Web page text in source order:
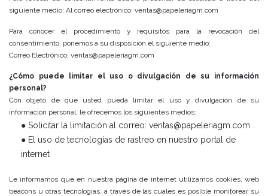
siguiente medio: Al correo electrónico: ventas@papeleriagm.com
Para conocer el procedimiento y requisitos para la revocación del
consentimiento, ponemos a su disposición el siguiente medio:
Correo Electrónico: ventas@papeleriagm.com
¿Cómo puede limitar el uso o divulgación de su información
personal?
Con objeto de que usted pueda limitar el uso y divulgación de su
información personal, le ofrecemos los siguientes medios:
● Solicitar la limitación al correo: ventas@papeleriagm.com
● El uso de tecnologías de rastreo en nuestro portal de
internet
Le informamos que en nuestra página de internet utilizamos cookies, web
beacons u otras tecnologías, a través de las cuales es posible monitorear su